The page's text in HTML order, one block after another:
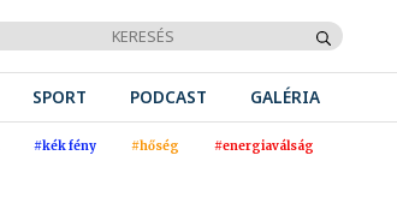
SPORT PODCAST GALÉRIA
#kék fény #hőség #energiaválság